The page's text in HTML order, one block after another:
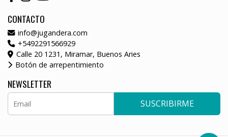
CONTACTO
info@jugandera.com
+5492291566929
Calle 20 1231, Miramar, Buenos Aries
Botón de arrepentimiento
NEWSLETTER
SUSCRIBIRME